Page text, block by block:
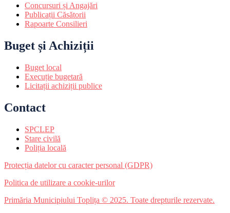
Concursuri și Angajări
Publicații Căsătorii
Rapoarte Consilieri
Buget și Achiziții
Buget local
Execuție bugetară
Licitații achiziții publice
Contact
SPCLEP
Stare civilă
Poliția locală
Protecția datelor cu caracter personal (GDPR)
Politica de utilizare a cookie-urilor
Primăria Municipiului Toplița © 2025. Toate drepturile rezervate.